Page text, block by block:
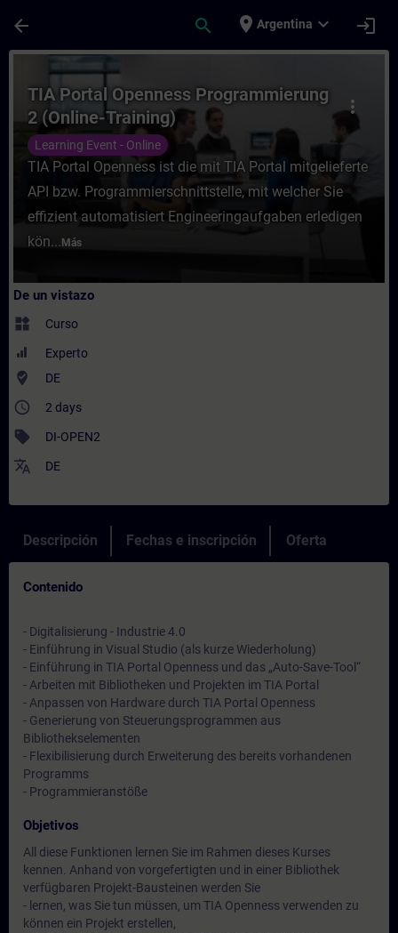
arrow_back search place Argentina expand_more login
Curso - TIA Portal Openness
more_vert
TIA Portal Openness Programmierung
2 (Online-Training)
Learning Event - Online
TIA Portal Openness ist die mit TIA Portal mitgelieferte
API bzw. Programmierschnittstelle, mit welcher Sie
effizient automatisiert Engineeringaufgaben erledigen
kön... Más
De un vistazo
widgets Curso
Experto
where_to_vote DE
access_time 2 days
sell DI-OPEN2
translate DE
Descripción Fechas e inscripción Oferta
Contenido
- Digitalisierung - Industrie 4.0
- Einführung in Visual Studio (als kurze Wiederholung)
- Einführung in TIA Portal Openness und das „Auto-Save-Tool“
- Arbeiten mit Bibliotheken und Projekten im TIA Portal
- Anpassen von Hardware durch TIA Portal Openness
- Generierung von Steuerungsprogrammen aus
Bibliothekselementen
- Flexibilisierung durch Erweiterung des bereits vorhandenen
Programms
- Programmieranstöße
Objetivos
All diese Funktionen lernen Sie im Rahmen dieses Kurses
kennen. Anhand von vorgefertigten und in einer Bibliothek
verfügbaren Projekt-Bausteinen werden Sie
- lernen, was Sie tun müssen, um TIA Openness verwenden zu
können ein Projekt erstellen,